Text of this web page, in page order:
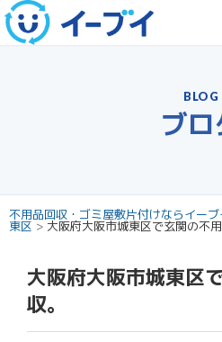
BLOG
ブ
不用品回収・ゴミ屋敷片付けならイーブ
東区 > 大阪府大阪市城東区で玄関の不用
大阪府大阪市城東区
収。